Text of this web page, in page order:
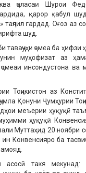
ҷаласаи Шурои
қарор қабул
гардад. Оғоз аз
шуд.
таваҷҷуҳи ҷомеа ба
муҳофизат аз
инсондӯстона ва
Тоҷикистон аз
Қонуни Ҷумҳурии
меъёрии ҳуқуқӣ
ҳуқуқӣ
Муттаҳид 20 ноябри
ин Конвенсияро ба
асосӣ такя